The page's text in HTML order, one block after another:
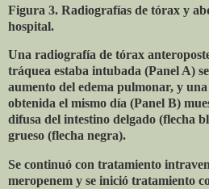
Figura 3. Radiografías de tórax y
hospital.
Una radiografía de tórax
tráquea estaba intubada (Panel A)
aumento del edema pulmonar, y
obtenida el mismo día (Panel B)
difusa del intestino delgado (flecha
grueso (flecha negra).
Se continuó con tratamiento
meropenem y se inició tratamiento